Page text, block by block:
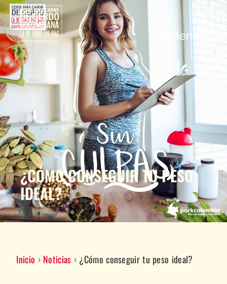
¿CÓMO CONSEGUIR TU PESO
IDEAL?
Inicio › Noticias › ¿Cómo conseguir tu peso ideal?